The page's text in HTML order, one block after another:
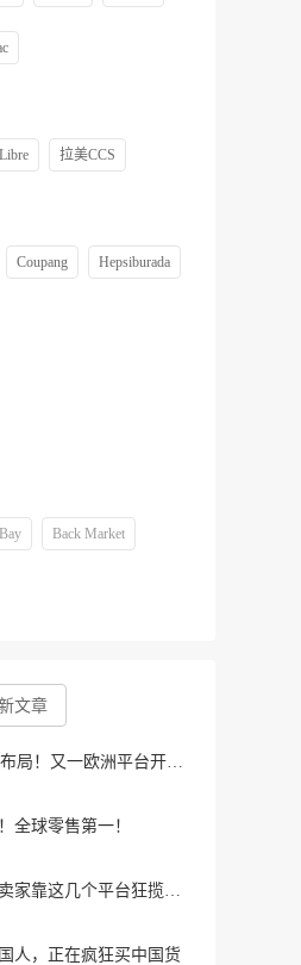
拉美CCS
Coupang Hepsiburada
Back Market
文章
3C大卖都在抢先布局！又一欧洲平台开放中国招商
全球零售第一！
闷声发财！华东卖家靠这几个平台狂揽北美订单，华南机会来了！
人，正在疯狂买中国货